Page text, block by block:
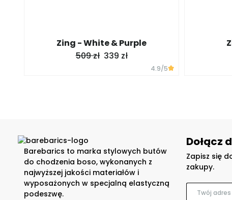
Zing - White & Purple
509 zł 339 zł
4.9/5
Barebarics to marka stylowych butów
do chodzenia boso, wykonanych z
najwyższej jakości materiałów i
wyposażonych w specjalną elastyczną
podeszwę.
Dołącz
Zapisz się
zakupy.